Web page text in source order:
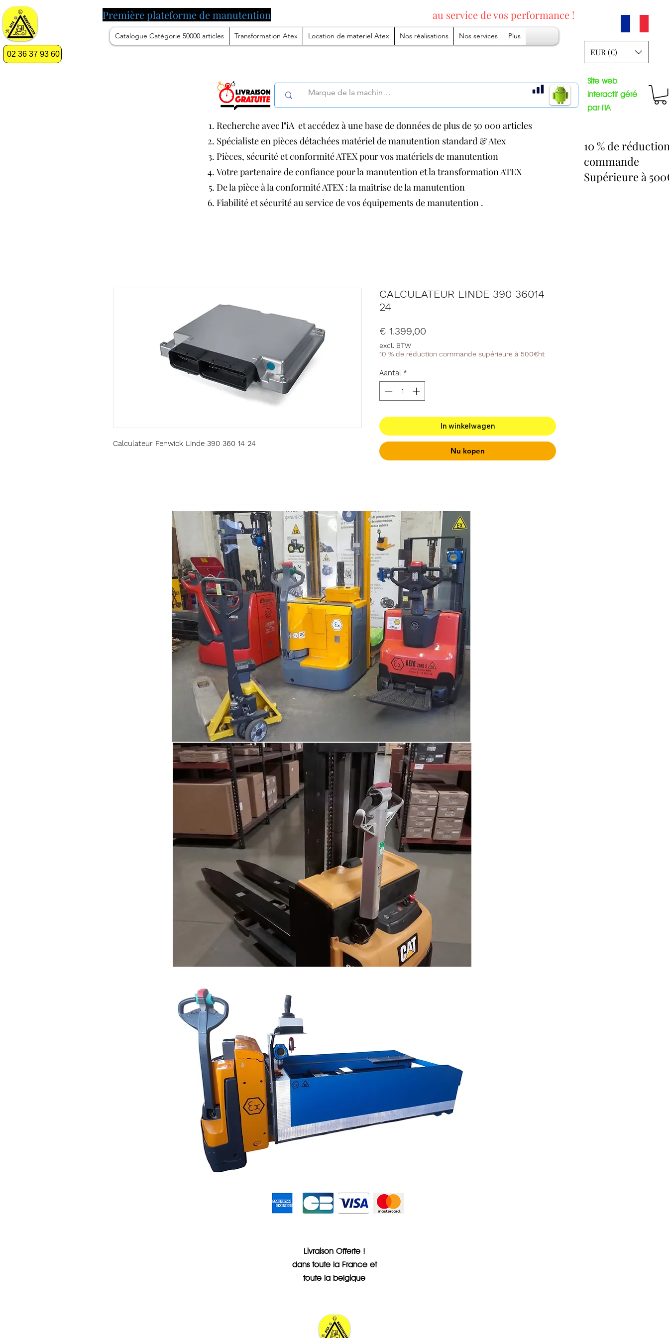
Catalogue Catégorie 50000 articles Transformation Atex Location de materiel Atex Nos réalisations Nos services Plus
02 36 37 93 60 EUR (€)
Première plateforme de manutention au service de vos performance !
Recherche avec l"iA et accédez à une base de données de plus de 50 000 articles
Spécialiste en pièces détachées matériel de manutention standard & Atex
Pièces, sécurité et conformité ATEX pour vos matériels de manutention
Votre partenaire de confiance pour la manutention et la transformation ATEX
De la pièce à la conformité ATEX : la maîtrise de la manutention
Fiabilité et sécurité au service de vos équipements de manutention .
Site web
interactif géré
par l'IA
10 % de
commande
Supérieure à
Calculateur Fenwick Linde 390 360 14 24
CALCULATEUR LINDE 390 36014
24
€ 1.399,00
excl. BTW
10 % de réduction commande supérieure à 500€ht
Aantal *
In winkelwagen
Nu kopen
Livraison Offerte !
dans toute la France et
toute la belgique